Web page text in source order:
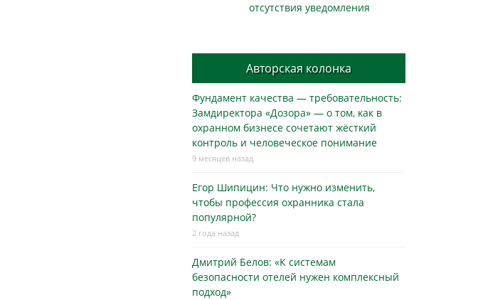
отсутствия уведомления
Авторская колонка
Фундамент качества — требовательность:
Замдиректора «Дозора» — о том, как в
охранном бизнесe сочетают жёсткий
контроль и человеческое понимание
9 месяцев назад
Егор Шипицин: Что нужно изменить,
чтобы профессия охранника стала
популярной?
2 года назад
Дмитрий Белов: «К системам
безопасности отелей нужен комплексный
подход»